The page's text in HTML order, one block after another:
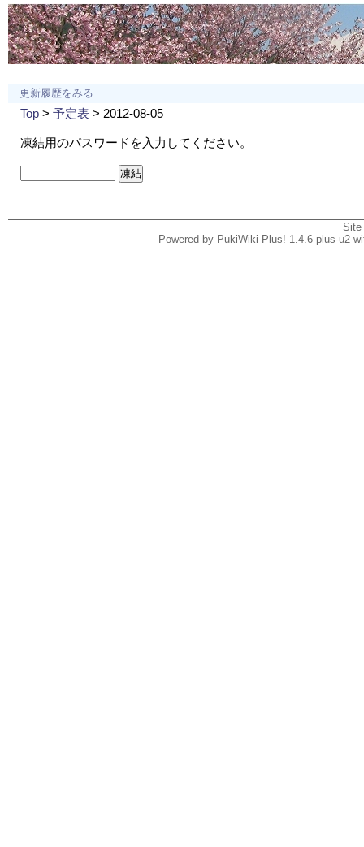
更新履歴をみる
Top> 予定表> 2012-08-05
凍結用のパスワードを入力してください。
Powered by PukiWiki Plus! 1.4.6-plus-u2